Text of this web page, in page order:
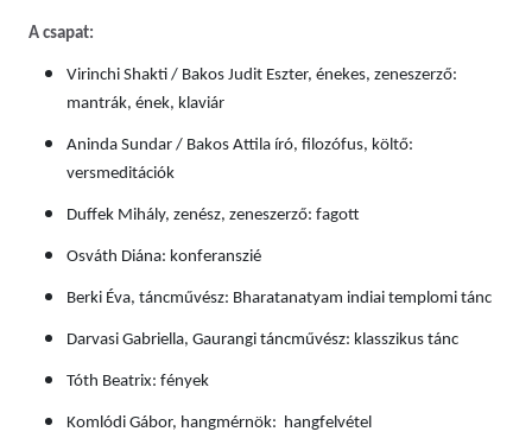
A csapat:
Virinchi Shakti / Bakos Judit Eszter, énekes, zeneszerző:
mantrák, ének, klaviár
Aninda Sundar / Bakos Attila író, filozófus, költő:
versmeditációk
Duffek Mihály, zenész, zeneszerző: fagott
Osváth Diána: konferanszié
Berki Éva, táncművész: Bharatanatyam indiai templomi tánc
Darvasi Gabriella, Gaurangi táncművész: klasszikus tánc
Tóth Beatrix: fények
Komlódi Gábor, hangmérnök: hangfelvétel